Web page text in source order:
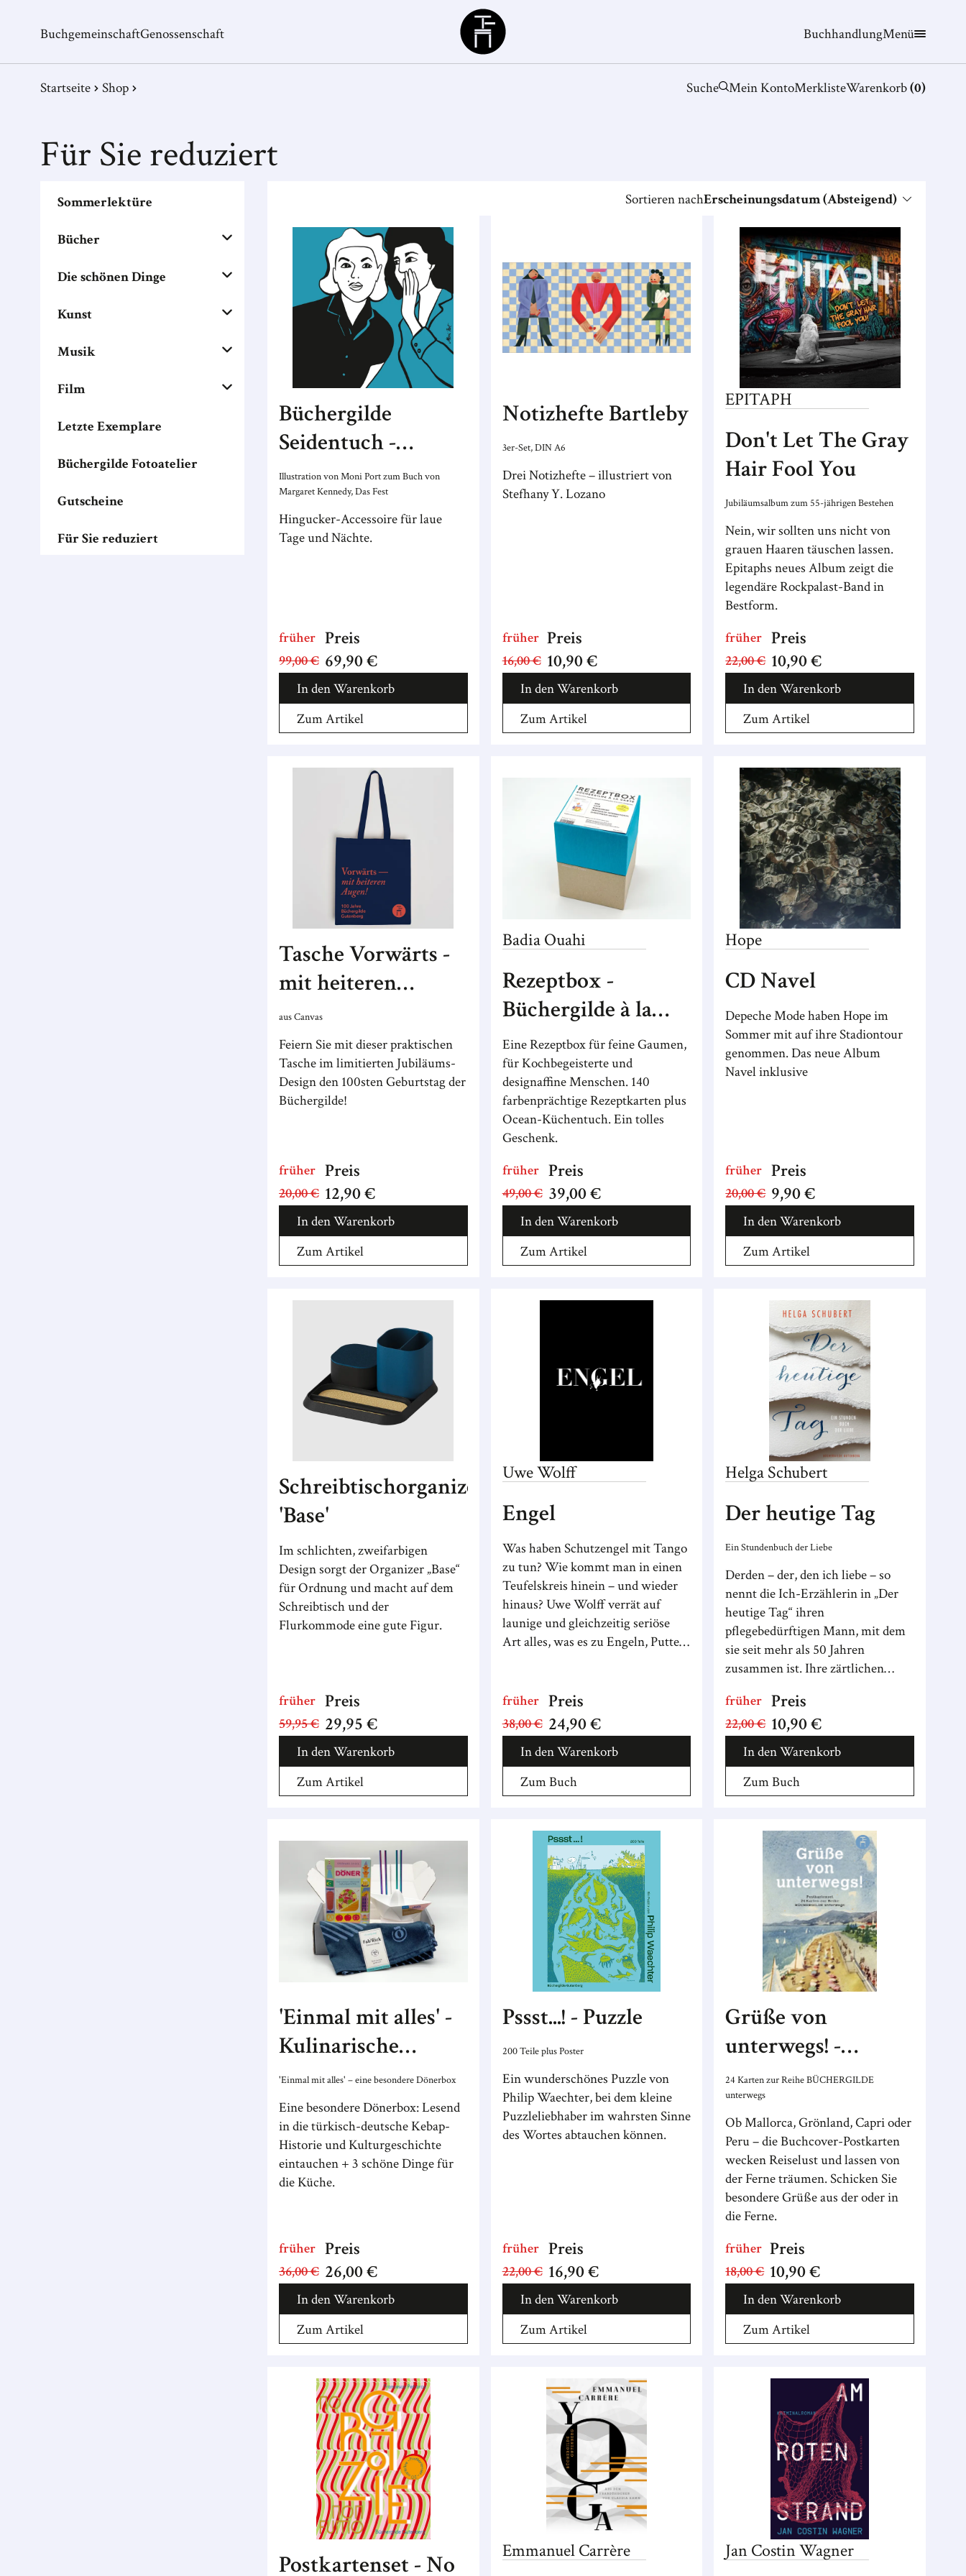
BuchgemeinschaftGenossenschaft
Büchergilde
BuchhandlungMenü
Startseite Shop Suche Mein KontoMerklisteWarenkorb(0)
Für Sie reduziert
Sommerlektüre
Bücher
Die schönen Dinge
Kunst
Musik
Film
Letzte Exemplare
Büchergilde Fotoatelier
Gutscheine
Für Sie reduziert
Sortieren nachErscheinungsdatum (Absteigend)
Büchergilde
Seidentuch -
Sommerfrische
Illustration von Moni Port zum Buch von
Margaret Kennedy, Das Fest
Hingucker-Accessoire für laue
Tage und Nächte.
früher
99,00 €
Preis
69,90 €
In den Warenkorb
Zum Artikel
Notizhefte Bartleby
3er-Set, DIN A6
Drei Notizhefte – illustriert von
Stefhany Y. Lozano
früher
16,00 €
Preis
10,90 €
In den Warenkorb
Zum Artikel
EPITAPH
Don't Let The Gray
Hair Fool You
Jubiläumsalbum zum 55-jährigen Bestehen
Nein, wir sollten uns nicht von
grauen Haaren täuschen lassen.
Epitaphs neues Album zeigt die
legendäre Rockpalast-Band in
Bestform.
früher
22,00 €
Preis
10,90 €
In den Warenkorb
Zum Artikel
Tasche Vorwärts -
mit heiteren
Augen!
aus Canvas
Feiern Sie mit dieser praktischen
Tasche im limitierten Jubiläums-
Design den 100sten Geburtstag der
Büchergilde!
früher
20,00 €
Preis
12,90 €
In den Warenkorb
Zum Artikel
Badia Ouahi
Rezeptbox -
Büchergilde à la
carte
Eine Rezeptbox für feine Gaumen,
für Kochbegeisterte und
designaffine Menschen. 140
farbenprächtige Rezeptkarten plus
Ocean-Küchentuch. Ein tolles
Geschenk.
früher
49,00 €
Preis
39,00 €
In den Warenkorb
Zum Artikel
Hope
CD Navel
Depeche Mode haben Hope im
Sommer mit auf ihre Stadiontour
genommen. Das neue Album
Navel inklusive
früher
20,00 €
Preis
9,90 €
In den Warenkorb
Zum Artikel
Schreibtischorganizer
'Base'
Im schlichten, zweifarbigen
Design sorgt der Organizer „Base“
für Ordnung und macht auf dem
Schreibtisch und der
Flurkommode eine gute Figur.
früher
59,95 €
Preis
29,95 €
In den Warenkorb
Zum Artikel
UweWolff
Engel
Was haben Schutzengel mit Tango
zu tun? Wie kommt man in einen
Teufelskreis hinein – und wieder
hinaus? Uwe Wolff verrät auf
launige und gleichzeitig seriöse
Art alles, was es zu Engeln, Putten
früher
38,00 €
Preis
24,90 €
In den Warenkorb
Zum Buch
HelgaSchubert
Der heutige Tag
Ein Stundenbuch der Liebe
Derden – der, den ich liebe – so
nennt die Ich-Erzählerin in „Der
heutige Tag“ ihren
pflegebedürftigen Mann, mit dem
sie seit mehr als 50 Jahren
zusammen ist. Ihre zärtlichen
Alltags bilden ein mitreißendes
Buch.
früher
22,00 €
Preis
10,90 €
In den Warenkorb
Zum Buch
'Einmal mit alles' -
Kulinarische
Geschenkbox
'Einmal mit alles' – eine besondere Dönerbox
Eine besondere Dönerbox: Lesend
in die türkisch-deutsche Kebap-
Historie und Kulturgeschichte
eintauchen + 3 schöne Dinge für
die Küche.
früher
36,00 €
Preis
26,00 €
In den Warenkorb
Zum Artikel
Pssst...! - Puzzle
200 Teile plus Poster
Ein wunderschönes Puzzle von
Philip Waechter, bei dem kleine
Puzzleliebhaber im wahrsten Sinne
des Wortes abtauchen können.
früher
22,00 €
Preis
16,90 €
In den Warenkorb
Zum Artikel
Grüße von
unterwegs! -
Postkartenset
24 Karten zur Reihe BÜCHERGILDE
unterwegs
Ob Mallorca, Grönland, Capri oder
Peru – die Buchcover-Postkarten
wecken Reiselust und lassen von
der Ferne träumen. Schicken Sie
besondere Grüße aus der oder in
die Ferne.
früher
18,00 €
Preis
10,90 €
In den Warenkorb
Zum Artikel
Postkartenset - No Emmanuel Carrère Jan CostinWagner